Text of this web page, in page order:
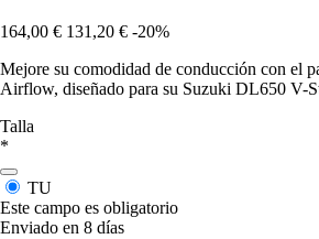
164,00 € 131,20 € -20%
Mejore su comodidad de conducción con el
Airflow, diseñado para su Suzuki DL650 V-
Talla
*
TU
Este campo es obligatorio
Enviado en 8 días